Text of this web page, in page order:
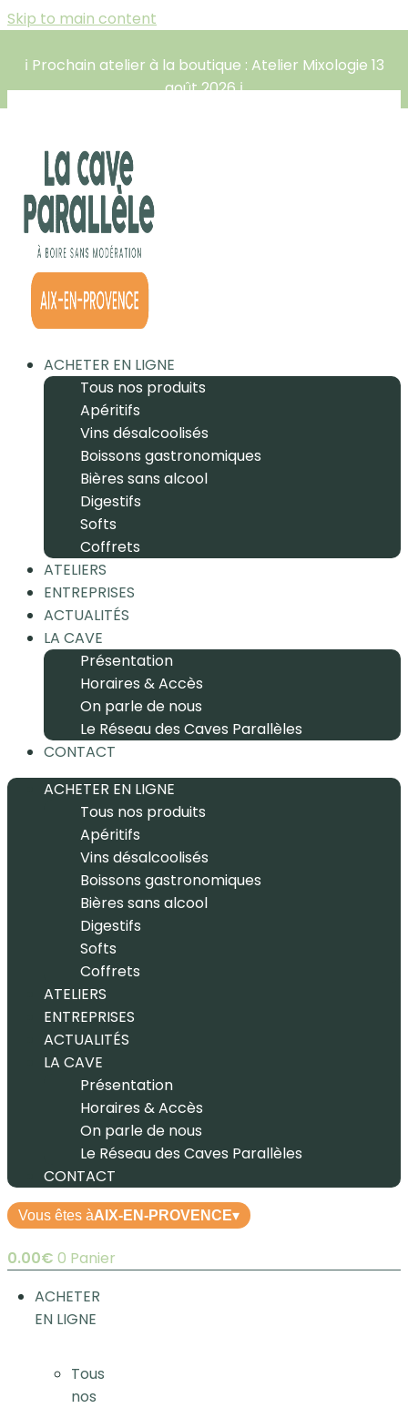
Skip to main content
ℹ️ Prochain atelier à la boutique : Atelier Mixologie 13
août 2026 ℹ️
ACHETER EN LIGNE
Tous nos produits
Apéritifs
Vins désalcoolisés
Boissons gastronomiques
Bières sans alcool
Digestifs
Softs
Coffrets
ATELIERS
ENTREPRISES
ACTUALITÉS
LA CAVE
Présentation
Horaires & Accès
On parle de nous
Le Réseau des Caves Parallèles
CONTACT
ACHETER EN LIGNE
Tous nos produits
Apéritifs
Vins désalcoolisés
Boissons gastronomiques
Bières sans alcool
Digestifs
Softs
Coffrets
ATELIERS
ENTREPRISES
ACTUALITÉS
LA CAVE
Présentation
Horaires & Accès
On parle de nous
Le Réseau des Caves Parallèles
CONTACT
Vous êtes àAIX-EN-PROVENCE▾
0.00€ 0 Panier
ACHETER
EN LIGNE
Tous
nos